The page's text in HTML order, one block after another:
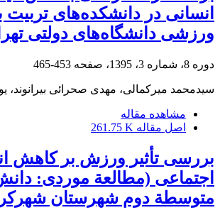
انسانی در دانشکده‌های تربیت
ورزشی دانشگاه‌های دولتی
دوره 8، شماره 3، 1395، صفحه 453-465
سیدمحمد میرکمالی، مهدی صحرائی بیرانوند،
مشاهده مقاله
اصل مقاله 261.75 K
بررسی تأثیر ورزش بر کاهش
اجتماعی (مطالعة موردی:
متوسطة دوم شهرستان